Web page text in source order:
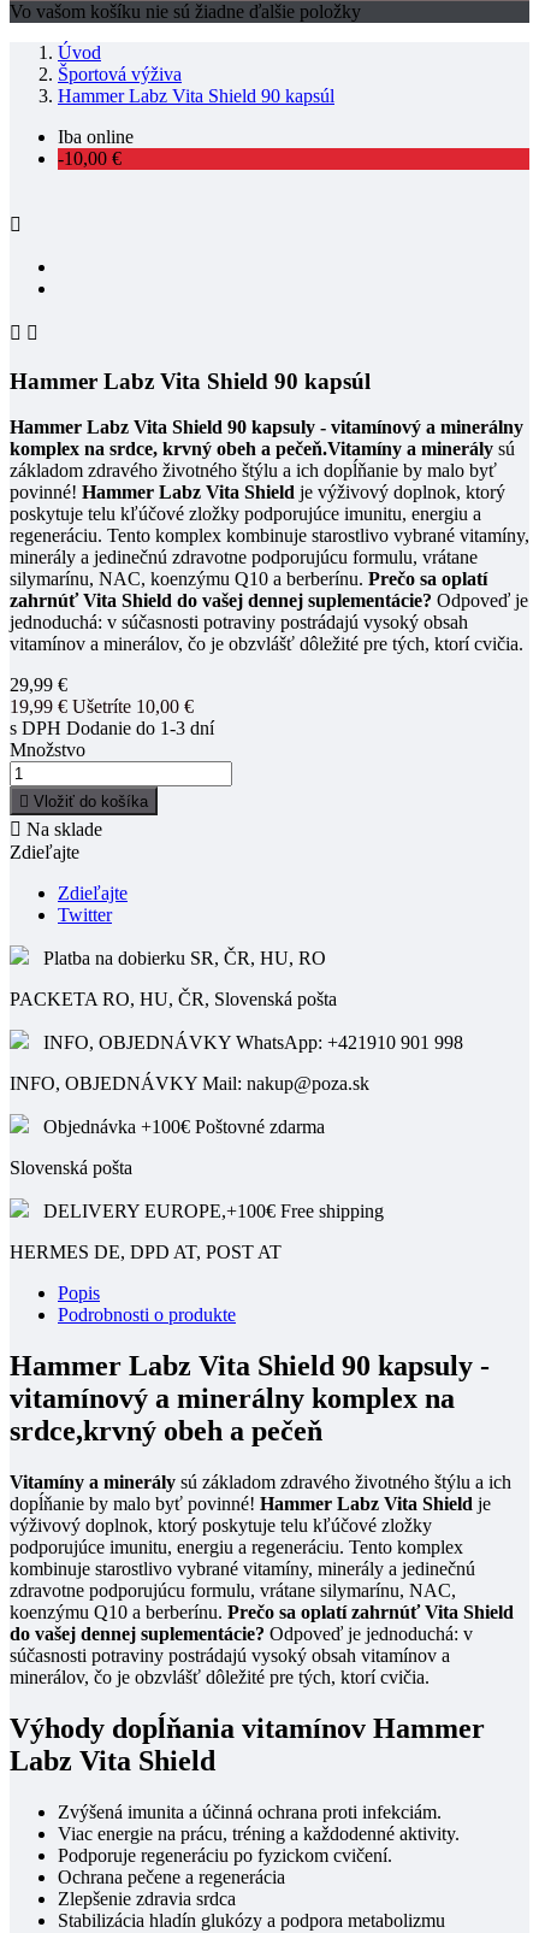
Vo vašom košíku nie sú žiadne ďalšie položky
Úvod
Športová výživa
Hammer Labz Vita Shield 90 kapsúl
Iba online
-10,00 €

 
Hammer Labz Vita Shield 90 kapsúl
Hammer Labz Vita Shield 90 kapsuly - vitamínový a minerálny
komplex na srdce, krvný obeh a pečeň.Vitamíny a minerály sú
základom zdravého životného štýlu a ich dopĺňanie by malo byť
povinné! Hammer Labz Vita Shield je výživový doplnok, ktorý
poskytuje telu kľúčové zložky podporujúce imunitu, energiu a
regeneráciu. Tento komplex kombinuje starostlivo vybrané vitamíny,
minerály a jedinečnú zdravotne podporujúcu formulu, vrátane
silymarínu, NAC, koenzýmu Q10 a berberínu. Prečo sa oplatí
zahrnúť Vita Shield do vašej dennej suplementácie? Odpoveď je
jednoduchá: v súčasnosti potraviny postrádajú vysoký obsah
vitamínov a minerálov, čo je obzvlášť dôležité pre tých, ktorí cvičia.
29,99 €
19,99 € Ušetríte 10,00 €
s DPH Dodanie do 1-3 dní
Množstvo
 Vložiť do košíka
 Na sklade
Zdieľajte
Zdieľajte
Twitter
Platba na dobierku SR, ČR, HU, RO
PACKETA RO, HU, ČR, Slovenská pošta
INFO, OBJEDNÁVKY WhatsApp: +421910 901 998
INFO, OBJEDNÁVKY Mail: nakup@poza.sk
Objednávka +100€ Poštovné zdarma
Slovenská pošta
DELIVERY EUROPE,+100€ Free shipping
HERMES DE, DPD AT, POST AT
Popis
Podrobnosti o produkte
Hammer Labz Vita Shield 90 kapsuly -
vitamínový a minerálny komplex na
srdce,krvný obeh a pečeň
Vitamíny a minerály sú základom zdravého životného štýlu a ich
dopĺňanie by malo byť povinné! Hammer Labz Vita Shield je
výživový doplnok, ktorý poskytuje telu kľúčové zložky
podporujúce imunitu, energiu a regeneráciu. Tento komplex
kombinuje starostlivo vybrané vitamíny, minerály a jedinečnú
zdravotne podporujúcu formulu, vrátane silymarínu, NAC,
koenzýmu Q10 a berberínu. Prečo sa oplatí zahrnúť Vita Shield
do vašej dennej suplementácie? Odpoveď je jednoduchá: v
súčasnosti potraviny postrádajú vysoký obsah vitamínov a
minerálov, čo je obzvlášť dôležité pre tých, ktorí cvičia.
Výhody dopĺňania vitamínov Hammer
Labz Vita Shield
Zvýšená imunita a účinná ochrana proti infekciám.
Viac energie na prácu, tréning a každodenné aktivity.
Podporuje regeneráciu po fyzickom cvičení.
Ochrana pečene a regenerácia
Zlepšenie zdravia srdca
Stabilizácia hladín glukózy a podpora metabolizmu